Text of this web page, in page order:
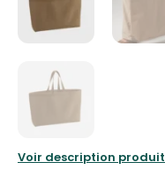
Voir description produit